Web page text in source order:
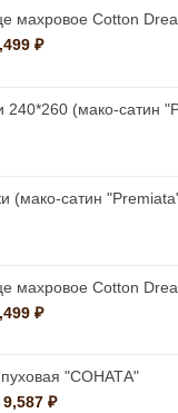
махровое Cotton
₽Диапазон
–
240*260 (мако-сатин
(мако-сатин
махровое Cotton
₽Диапазон
–
1,499 ₽
"СОНАТА"
9,587 ₽Диапазон